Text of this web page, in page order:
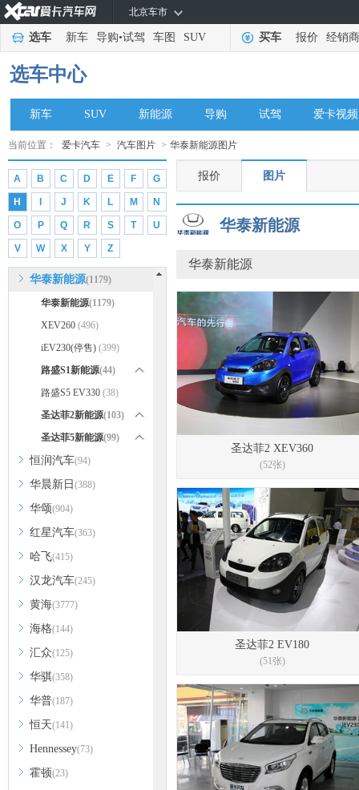
北京车市
选车 新车 导购•试驾 车图 SUV 买车 报价 经销商
选车中心
新车 SUV 新能源 导购 试驾 爱卡视频
当前位置： 爱卡汽车 > 汽车图片 > 华泰新能源图片
A B C D E F G
H J K L M N
O P Q R S T U
V W X Y Z
国金汽车(4)
H
哈弗 (85539)
红旗
合创
昊铂(453)
汉腾 (6206)
恒驰 (311)
海马 (28114)
华泰 (5846)
华泰新能源(1179)
华泰新能源(1179)
XEV260 (496)
iEV230(停售) (399)
路盛S1新能源(44)
路盛S1 EV160(44)
路盛S5 EV330 (38)
圣达菲2新能源(103)
圣达菲2 XEV360(停售)
圣达菲2 EV180
圣达菲5新能源(99)
圣达菲5 EV380
圣达菲5 XEV480
恒润汽车(94)
华晨新日 (388)
华颂(904)
红星汽车(363)
哈飞(415)
汉龙汽车(245)
黄海(3777)
海格(144)
汇众(125)
华骐(358)
华普(187)
恒天(141)
Hennessey(73)
霍顿(23)
报价 图片
华泰新能源
华泰新能源
圣达菲2 XEV360
(52张)
圣达菲2 EV180
(51张)